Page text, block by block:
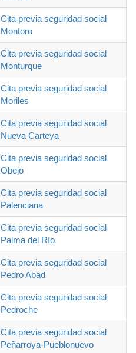
Cita previa seguridad social
Montoro
Cita previa seguridad social
Monturque
Cita previa seguridad social
Moriles
Cita previa seguridad social
Nueva Carteya
Cita previa seguridad social
Obejo
Cita previa seguridad social
Palenciana
Cita previa seguridad social
Palma del Río
Cita previa seguridad social
Pedro Abad
Cita previa seguridad social
Pedroche
Cita previa seguridad social
Peñarroya-Pueblonuevo